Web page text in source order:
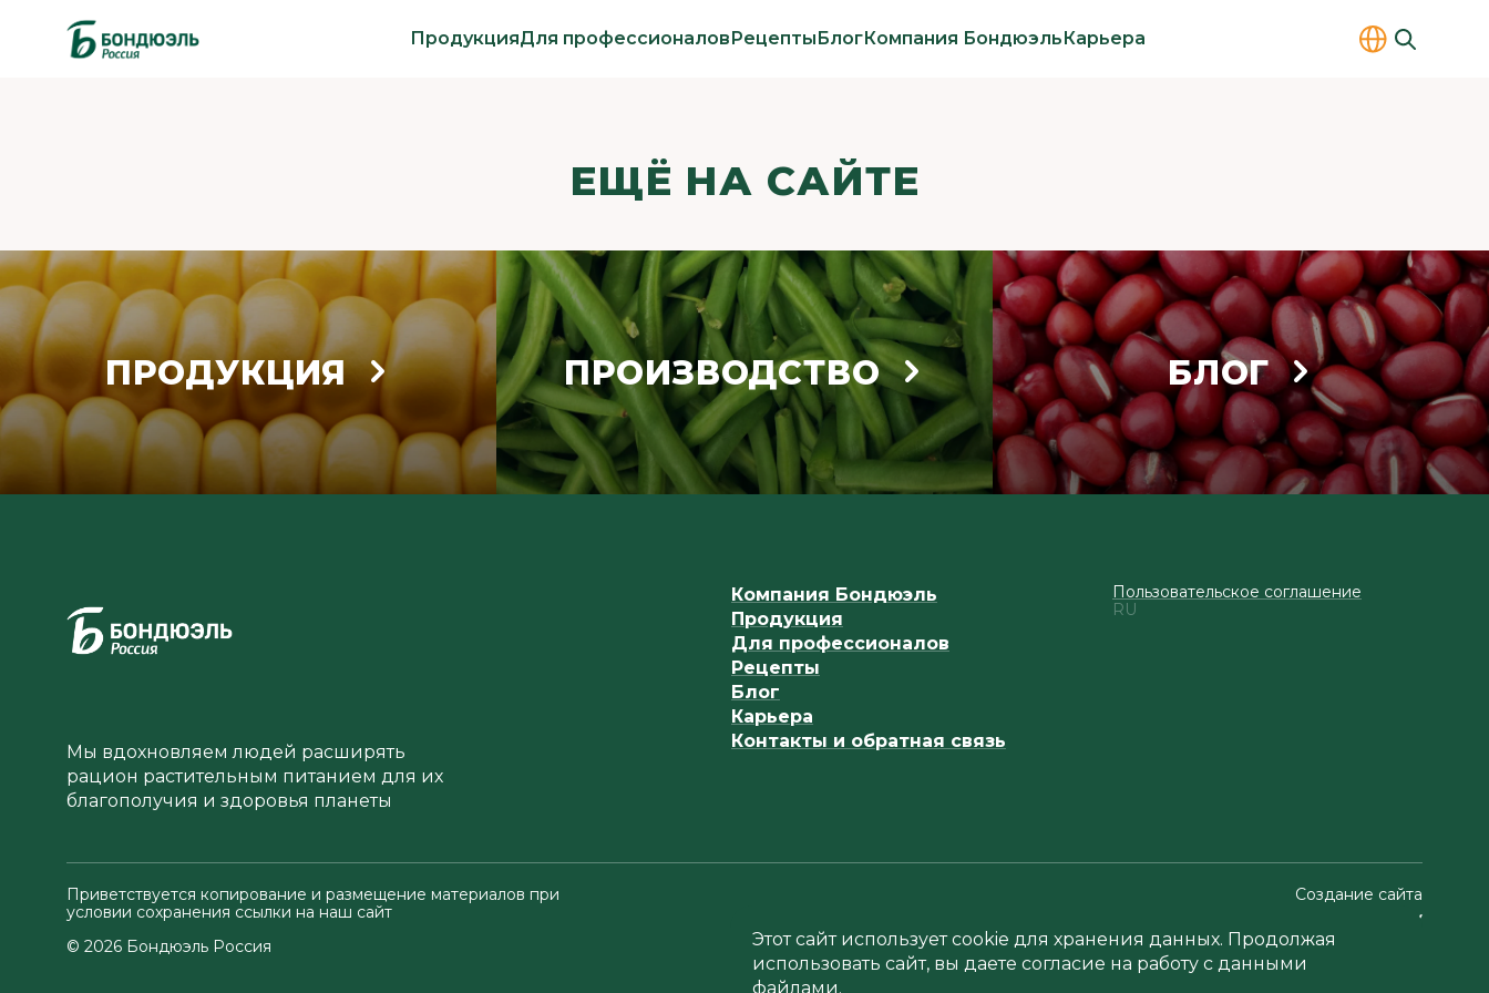
ПродукцияДля профессионаловРецептыБлогКомпания БондюэльКарьера
ЕЩЁ НА САЙТЕ
ПРОДУКЦИЯ ПРОИЗВОДСТВО БЛОГ
Мы вдохновляем людей расширять
рацион растительным питанием для их
благополучия и здоровья планеты
Компания Бондюэль
Продукция
Для профессионалов
Рецепты
Блог
Карьера
Контакты и обратная связь
Пользовательское соглашение
RU
Приветствуется копирование и размещение материалов при
условии сохранения ссылки на наш сайт
© 2026 Бондюэль Россия
Создание сайта
Этот сайт использует cookie для хранения данных. Продолжая
использовать сайт, вы даете согласие на работу с данными
файлами.